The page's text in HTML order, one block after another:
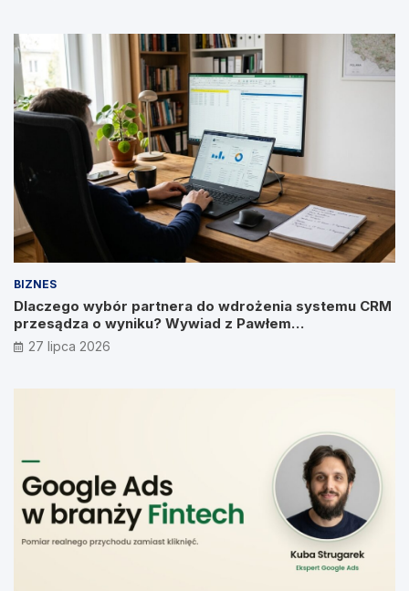
BIZNES
Dlaczego wybór partnera do wdrożenia systemu CRM
przesądza o wyniku? Wywiad z Pawłem
Prymakowskim, CEO IT Vision
27 lipca 2026